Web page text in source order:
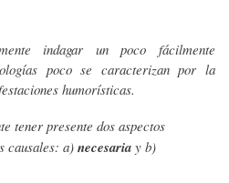
indagar un poco fácilmente
poco se caracterizan por la
humorísticas.
tener presente dos aspectos
causales: a) necesaria y b)